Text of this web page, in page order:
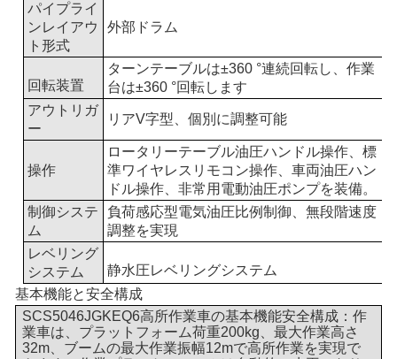
パイプライ
ンレイアウ
ト形式
外部ドラム
回転装置
ターンテーブルは±360 °連続回転し、作業
台は±360 °回転します
アウトリガ
ー
リアV字型、個別に調整可能
操作
ロータリーテーブル油圧ハンドル操作、標
準ワイヤレスリモコン操作、車両油圧ハン
ドル操作、非常用電動油圧ポンプを装備。
制御システ
ム
負荷感応型電気油圧比例制御、無段階速度
調整を実現
レベリング
システム
静水圧レベリングシステム
基本機能と安全構成
SCS5046JGKEQ6高所作業車の基本機能安全構成：作
業車は、プラットフォーム荷重200kg、最大作業高さ
32m、ブームの最大作業振幅12mで高所作業を実現で